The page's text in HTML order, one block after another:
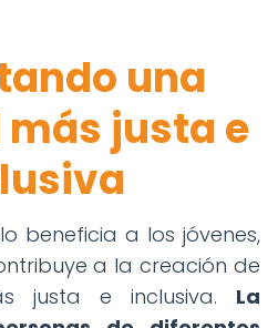
una
justa e
beneficia a los jóvenes,
a la creación de
justa e inclusiva. La